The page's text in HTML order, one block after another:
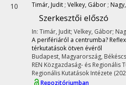
10 Timár, Judit ; Velkey, Gábor ;
Szerkesztői előszó
In: Timár, Judit; Velkey, Gábor;
A perifériáról a centrumba?
térkutatások ötven évéről
Budapest, Magyarország,
REN Közgazdaság- és
Regionális Kutatások Intézete
Repozitóriumban